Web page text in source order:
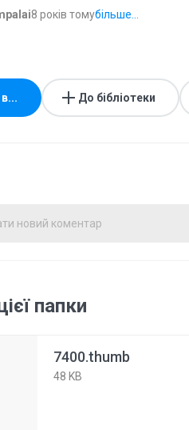
8 років томубільше...
До бібліотеки
новий коментар
папки
7400.thumb
48 KB